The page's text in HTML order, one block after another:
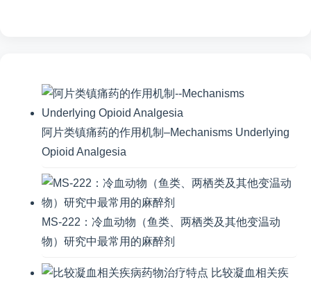
阿片类镇痛药的作用机制–Mechanisms Underlying
Opioid Analgesia
MS-222：冷血动物（鱼类、两栖类及其他变温动
物）研究中最常用的麻醉剂
比较凝血相关疾